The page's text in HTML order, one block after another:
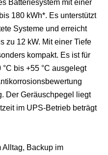
Batteriesystem mit einer
180 kWh*. Es unterstützt
Systeme und erreicht
zu 12 kW. Mit einer Tiefe
kompakt. Es ist für
bis +55 °C ausgelegt
Der Geräuschpegel liegt
im UPS-Betrieb beträgt
Alltag, Backup im